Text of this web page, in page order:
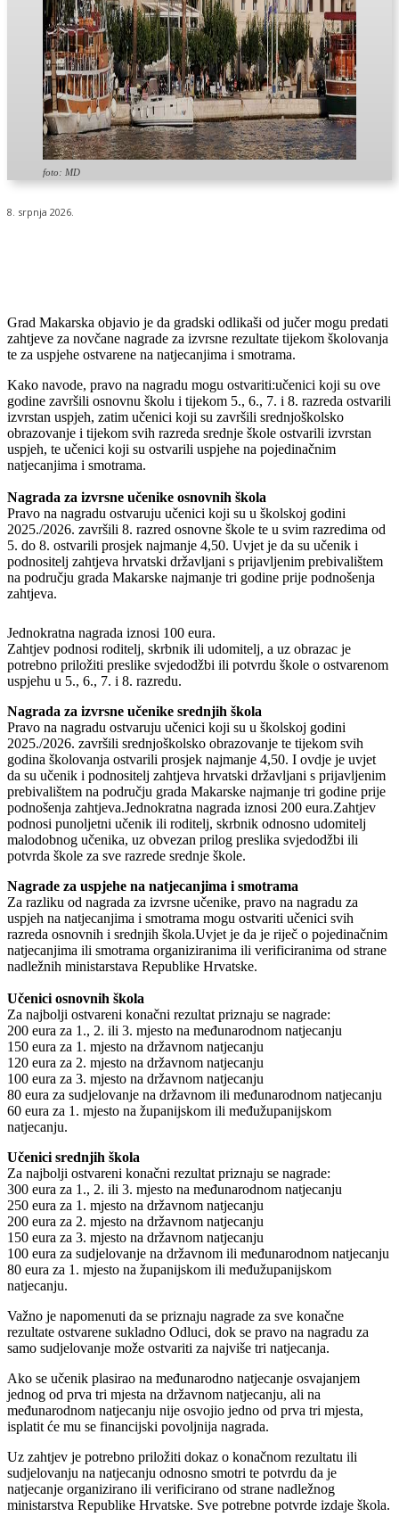
foto: MD
8. srpnja 2026.
Grad Makarska objavio je da gradski odlikaši od jučer mogu predati
zahtjeve za novčane nagrade za izvrsne rezultate tijekom školovanja
te za uspjehe ostvarene na natjecanjima i smotrama.
Kako navode, pravo na nagradu mogu ostvariti:učenici koji su ove
godine završili osnovnu školu i tijekom 5., 6., 7. i 8. razreda ostvarili
izvrstan uspjeh, zatim učenici koji su završili srednjoškolsko
obrazovanje i tijekom svih razreda srednje škole ostvarili izvrstan
uspjeh, te učenici koji su ostvarili uspjehe na pojedinačnim
natjecanjima i smotrama.
Nagrada za izvrsne učenike osnovnih škola
Pravo na nagradu ostvaruju učenici koji su u školskoj godini
2025./2026. završili 8. razred osnovne škole te u svim razredima od
5. do 8. ostvarili prosjek najmanje 4,50. Uvjet je da su učenik i
podnositelj zahtjeva hrvatski državljani s prijavljenim prebivalištem
na području grada Makarske najmanje tri godine prije podnošenja
zahtjeva.
Jednokratna nagrada iznosi 100 eura.
Zahtjev podnosi roditelj, skrbnik ili udomitelj, a uz obrazac je
potrebno priložiti preslike svjedodžbi ili potvrdu škole o ostvarenom
uspjehu u 5., 6., 7. i 8. razredu.
Nagrada za izvrsne učenike srednjih škola
Pravo na nagradu ostvaruju učenici koji su u školskoj godini
2025./2026. završili srednjoškolsko obrazovanje te tijekom svih
godina školovanja ostvarili prosjek najmanje 4,50. I ovdje je uvjet
da su učenik i podnositelj zahtjeva hrvatski državljani s prijavljenim
prebivalištem na području grada Makarske najmanje tri godine prije
podnošenja zahtjeva.Jednokratna nagrada iznosi 200 eura.Zahtjev
podnosi punoljetni učenik ili roditelj, skrbnik odnosno udomitelj
malodobnog učenika, uz obvezan prilog preslika svjedodžbi ili
potvrda škole za sve razrede srednje škole.
Nagrade za uspjehe na natjecanjima i smotrama
Za razliku od nagrada za izvrsne učenike, pravo na nagradu za
uspjeh na natjecanjima i smotrama mogu ostvariti učenici svih
razreda osnovnih i srednjih škola.Uvjet je da je riječ o pojedinačnim
natjecanjima ili smotrama organiziranima ili verificiranima od strane
nadležnih ministarstava Republike Hrvatske.
Učenici osnovnih škola
Za najbolji ostvareni konačni rezultat priznaju se nagrade:
200 eura za 1., 2. ili 3. mjesto na međunarodnom natjecanju
150 eura za 1. mjesto na državnom natjecanju
120 eura za 2. mjesto na državnom natjecanju
100 eura za 3. mjesto na državnom natjecanju
80 eura za sudjelovanje na državnom ili međunarodnom natjecanju
60 eura za 1. mjesto na županijskom ili međužupanijskom
natjecanju.
Učenici srednjih škola
Za najbolji ostvareni konačni rezultat priznaju se nagrade:
300 eura za 1., 2. ili 3. mjesto na međunarodnom natjecanju
250 eura za 1. mjesto na državnom natjecanju
200 eura za 2. mjesto na državnom natjecanju
150 eura za 3. mjesto na državnom natjecanju
100 eura za sudjelovanje na državnom ili međunarodnom natjecanju
80 eura za 1. mjesto na županijskom ili međužupanijskom
natjecanju.
Važno je napomenuti da se priznaju nagrade za sve konačne
rezultate ostvarene sukladno Odluci, dok se pravo na nagradu za
samo sudjelovanje može ostvariti za najviše tri natjecanja.
Ako se učenik plasirao na međunarodno natjecanje osvajanjem
jednog od prva tri mjesta na državnom natjecanju, ali na
međunarodnom natjecanju nije osvojio jedno od prva tri mjesta,
isplatit će mu se financijski povoljnija nagrada.
Uz zahtjev je potrebno priložiti dokaz o konačnom rezultatu ili
sudjelovanju na natjecanju odnosno smotri te potvrdu da je
natjecanje organizirano ili verificirano od strane nadležnog
ministarstva Republike Hrvatske. Sve potrebne potvrde izdaje škola.